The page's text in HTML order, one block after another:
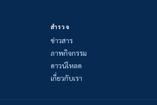
สำรวจ
ข่าวสาร
ภาพกิจกรรม
ดาวน์โหลด
เกี่ยวกับเรา